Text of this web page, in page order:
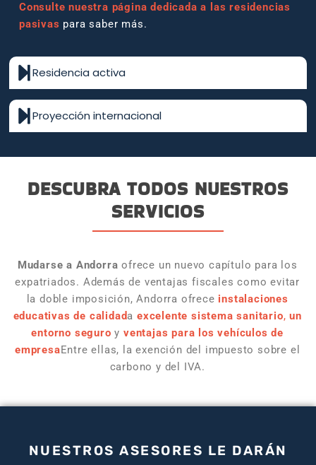
Consulte nuestra página dedicada a las residencias
pasivas para saber más.
Residencia activa
Proyección internacional
DESCUBRA TODOS NUESTROS
SERVICIOS
Mudarse a Andorra ofrece un nuevo capítulo para los
expatriados. Además de ventajas fiscales como evitar
la doble imposición, Andorra ofrece instalaciones
educativas de calidadaexcelente sistema sanitario,un
entorno seguro yventajas para los vehículos de
empresaEntre ellas, la exención del impuesto sobre el
carbono y del IVA.
NUESTROS ASESORES LE DARÁN